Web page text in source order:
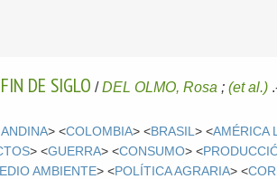
DE SIGLO /DEL OLMO, Rosa ;(et al.)
> <COLOMBIA> <BRASIL> <AMÉRICA
> <GUERRA> <CONSUMO> <
AMBIENTE> <POLÍTICA AGRARIA> <